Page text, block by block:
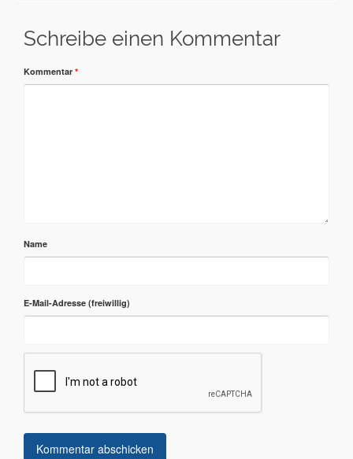
Schreibe einen Kommentar
Kommentar *
Name
E-Mail-Adresse